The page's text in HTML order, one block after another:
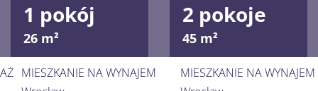
1 pokój
26 m²
MIESZKANIE NA WYNAJEM
2 pokoje
45 m²
MIESZKANIE NA WYNAJEM